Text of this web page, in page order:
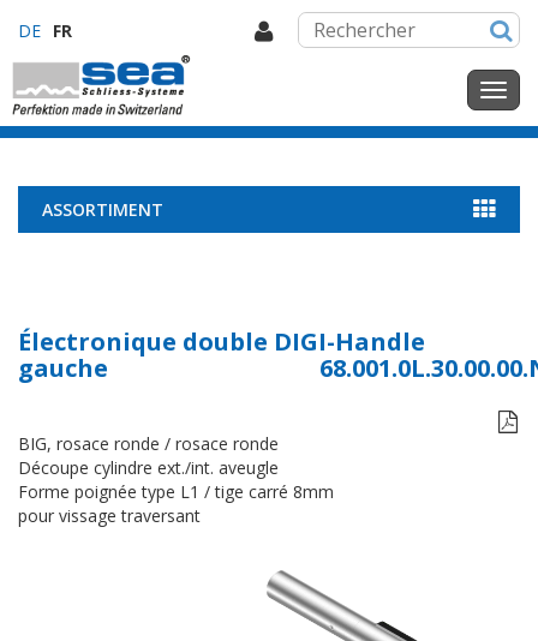
DE FR
ASSORTIMENT
Électronique double DIGI-Handle
gauche

BIG, rosace ronde / rosace ronde
Découpe cylindre ext./int. aveugle
Forme poignée type L1 / tige carré 8mm
pour vissage traversant